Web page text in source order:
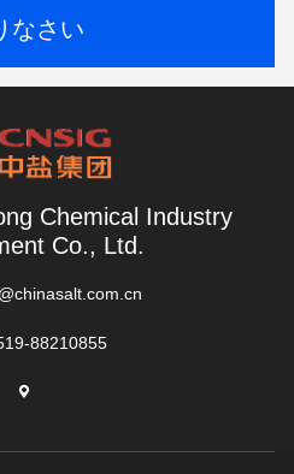
なさい
Chemical Industry
Co., Ltd.
88210855